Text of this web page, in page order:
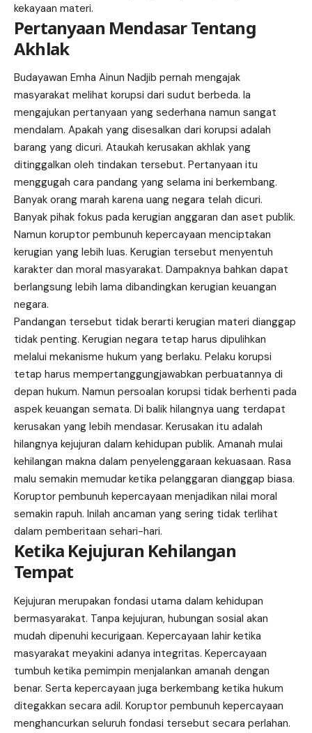
kekayaan materi.
Pertanyaan Mendasar Tentang
Akhlak
Budayawan Emha Ainun Nadjib pernah mengajak
masyarakat melihat korupsi dari sudut berbeda. Ia
mengajukan pertanyaan yang sederhana namun sangat
mendalam. Apakah yang disesalkan dari korupsi adalah
barang yang dicuri. Ataukah kerusakan akhlak yang
ditinggalkan oleh tindakan tersebut. Pertanyaan itu
menggugah cara pandang yang selama ini berkembang.
Banyak orang marah karena uang negara telah dicuri.
Banyak pihak fokus pada kerugian anggaran dan aset publik.
Namun koruptor pembunuh kepercayaan menciptakan
kerugian yang lebih luas. Kerugian tersebut menyentuh
karakter dan moral masyarakat. Dampaknya bahkan dapat
berlangsung lebih lama dibandingkan kerugian keuangan
negara.
Pandangan tersebut tidak berarti kerugian materi dianggap
tidak penting. Kerugian negara tetap harus dipulihkan
melalui mekanisme hukum yang berlaku. Pelaku korupsi
tetap harus mempertanggungjawabkan perbuatannya di
depan hukum. Namun persoalan korupsi tidak berhenti pada
aspek keuangan semata. Di balik hilangnya uang terdapat
kerusakan yang lebih mendasar. Kerusakan itu adalah
hilangnya kejujuran dalam kehidupan publik. Amanah mulai
kehilangan makna dalam penyelenggaraan kekuasaan. Rasa
malu semakin memudar ketika pelanggaran dianggap biasa.
Koruptor pembunuh kepercayaan menjadikan nilai moral
semakin rapuh. Inilah ancaman yang sering tidak terlihat
dalam pemberitaan sehari-hari.
Ketika Kejujuran Kehilangan
Tempat
Kejujuran merupakan fondasi utama dalam kehidupan
bermasyarakat. Tanpa kejujuran, hubungan sosial akan
mudah dipenuhi kecurigaan. Kepercayaan lahir ketika
masyarakat meyakini adanya integritas. Kepercayaan
tumbuh ketika pemimpin menjalankan amanah dengan
benar. Serta kepercayaan juga berkembang ketika hukum
ditegakkan secara adil. Koruptor pembunuh kepercayaan
menghancurkan seluruh fondasi tersebut secara perlahan.